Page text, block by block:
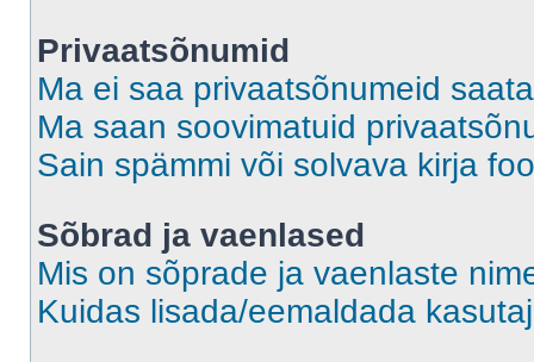
Privaatsõnumid
Ma ei saa privaatsõnumeid
Ma saan soovimatuid
Sain spämmi või solvava kirja
Sõbrad ja vaenlased
Mis on sõprade ja vaenlaste
Kuidas lisada/eemaldada